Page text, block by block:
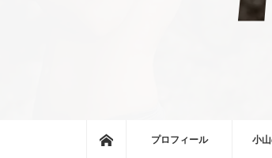
ホームプロフィール 小